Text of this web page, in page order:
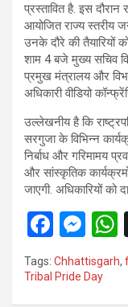
प्रस्तावित है. इस
आयोजित राज्य स्तरीय
उनके दौरे की तैयारियों
शाम 4 बजे मुख्य सचिव
प्रमुख मंत्रालय और
अधिकारी वीडियो
उल्लेखनीय है कि
सरगुजा के विभिन्न
निर्बाध और गरिमामय
और सांस्कृतिक
जाएगी. अधिकारियों को
F
a
ce
M
es
se at
Tags: Chhattisgarh,
Tribal Pride Day